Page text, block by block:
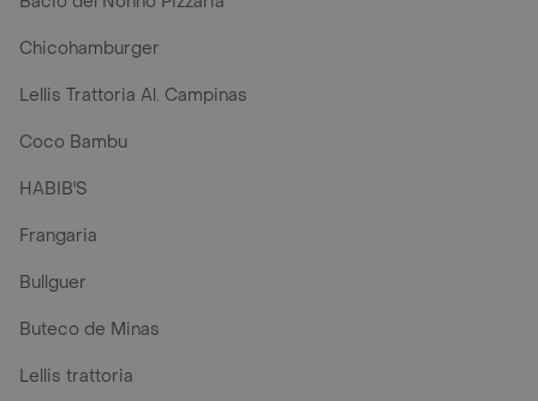
Chicohamburger
Lellis Trattoria Al. Campinas
Coco Bambu
HABIB'S
Frangaria
Bullguer
Buteco de Minas
Lellis trattoria